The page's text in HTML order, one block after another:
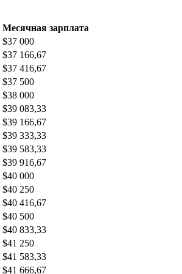
Месячная зарплата
$37 000
$37 166,67
$37 416,67
$37 500
$38 000
$39 083,33
$39 166,67
$39 333,33
$39 583,33
$39 916,67
$40 000
$40 250
$40 416,67
$40 500
$40 833,33
$41 250
$41 583,33
$41 666,67